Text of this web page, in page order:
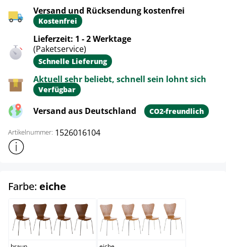
Versand und Rücksendung kostenfrei
Kostenfrei
Lieferzeit: 1 - 2 Werktage
(Paketservice)
Schnelle Lieferung
Aktuell sehr beliebt, schnell sein lohnt sich
Verfügbar
Versand aus Deutschland CO2-freundlich
Artikelnummer: 1526016104
Weitere Produktinformationen anzeigen
Farbe: eiche
braun eiche